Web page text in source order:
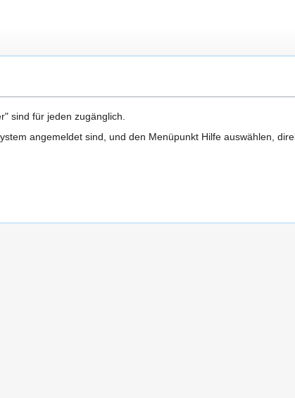
sind für jeden zugänglich.
angemeldet sind, und den Menüpunkt Hilfe auswählen,